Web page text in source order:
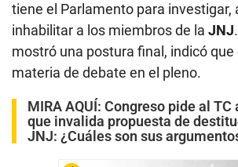
tiene el Parlamento para investigar,
inhabilitar a los miembros de la JNJ
mostró una postura final, indicó
materia de debate en el pleno.
MIRA AQUÍ: Congreso pide al TC
que invalida propuesta de
JNJ: ¿Cuáles son sus